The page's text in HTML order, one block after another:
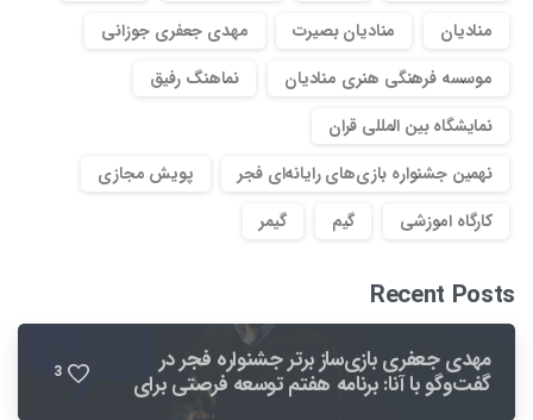
منادیان
منادیان بصیرت
مهدی جعفری جوزانی
موسسه فرهنگی هنری منادیان
نماهنگ رفیق
نمایشگاه بین المللی قران
نهمین جشنواره بازی‌های رایانه‌ای فجر
پویش مجازی
کارگاه اموزشی
گیم گیمر
Recent Posts
مهدی جعفری بازی‌ساز برتر جشنواره فجر در
گفت‌وگو با آنا: برنامه هفتم توسعه فرصتی برای 3